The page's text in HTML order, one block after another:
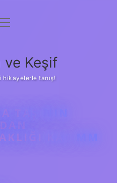
Uyarı
ve Keşif
hikayelerle tanış!
TAŞININ
KAÇ MM